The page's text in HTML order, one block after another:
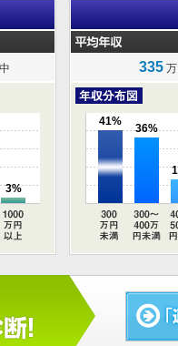
3%
335
41%
36%